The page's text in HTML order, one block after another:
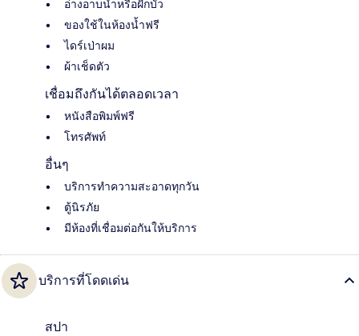
อ่างอาบน้ำหรือฝักบัว
ของใช้ในห้องน้ำฟรี
ไดร์เป่าผม
ผ้าเช็ดตัว
เชื่อมถึงกันได้ตลอดเวลา
หนังสือพิมพ์ฟรี
โทรศัพท์
อื่นๆ
บริการทำความสะอาดทุกวัน
ตู้นิรภัย
มีห้องที่เชื่อมต่อกันให้บริการ
บริการที่โดดเด่น
สปา